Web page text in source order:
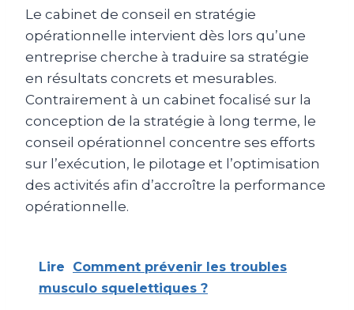
Le cabinet de conseil en stratégie
opérationnelle intervient dès lors qu’une
entreprise cherche à traduire sa stratégie
en résultats concrets et mesurables.
Contrairement à un cabinet focalisé sur la
conception de la stratégie à long terme, le
conseil opérationnel concentre ses efforts
sur l’exécution, le pilotage et l’optimisation
des activités afin d’accroître la performance
opérationnelle.
Lire
Comment prévenir les troubles
musculo squelettiques ?